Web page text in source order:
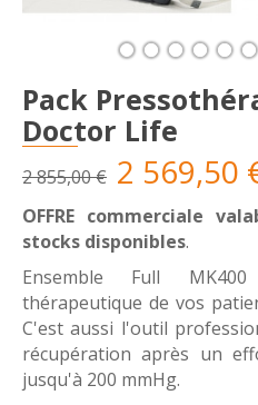
Pack
Doctor Life
2 855,00 € 2 569,50
OFFRE commerciale
stocks disponibles.
Ensemble Full
thérapeutique de vos
C'est aussi l'outil
récupération après un
jusqu'à 200 mmHg.